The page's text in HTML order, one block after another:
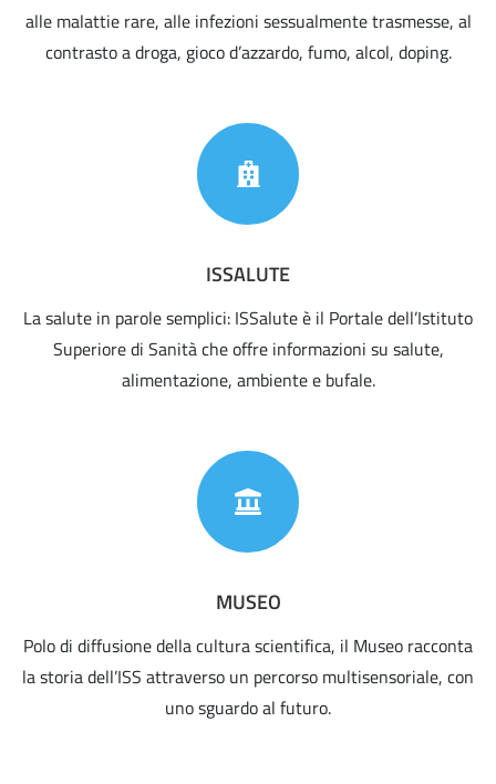
alle malattie rare, alle infezioni sessualmente trasmesse, al
contrasto a droga, gioco d’azzardo, fumo, alcol, doping.
ISSALUTE
La salute in parole semplici: ISSalute è il Portale dell’Istituto
Superiore di Sanità che offre informazioni su salute,
alimentazione, ambiente e bufale.
MUSEO
Polo di diffusione della cultura scientifica, il Museo racconta
la storia dell’ISS attraverso un percorso multisensoriale, con
uno sguardo al futuro.